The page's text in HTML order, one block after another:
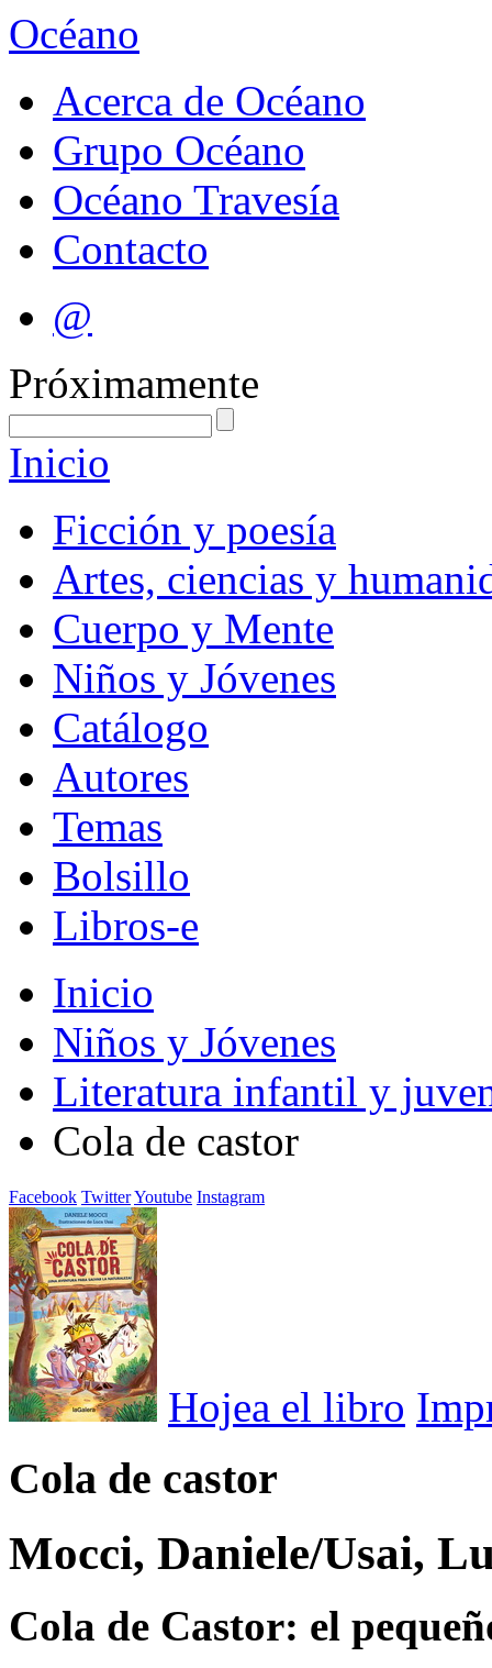
Océano
Acerca de Océano
Grupo Océano
Océano Travesía
Contacto
@
Próximamente
Inicio
Ficción y poesía
Artes, ciencias y
Cuerpo y Mente
Niños y Jóvenes
Catálogo
Autores
Temas
Bolsillo
Libros-e
Inicio
Niños y Jóvenes
Literatura infantil y
Cola de castor
Facebook TwitterYoutube Instagram
Hojea el libro
Cola de castor
Mocci, Daniele/Usai,
Cola de Castor: el